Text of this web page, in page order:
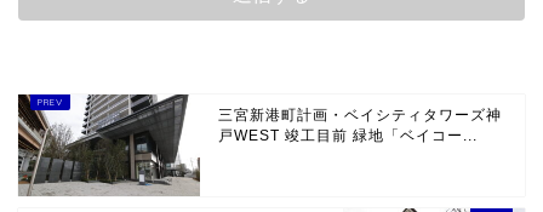
三宮新港町計画・ベイシティタワーズ神
戸WEST 竣工目前 緑地「ベイコー...